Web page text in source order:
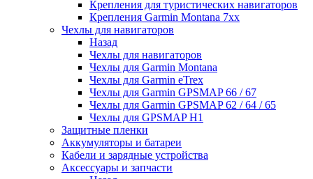
Крепления для туристических навигаторов
Крепления Garmin Montana 7xx
Чехлы для навигаторов
Назад
Чехлы для навигаторов
Чехлы для Garmin Montana
Чехлы для Garmin eTrex
Чехлы для Garmin GPSMAP 66 / 67
Чехлы для Garmin GPSMAP 62 / 64 / 65
Чехлы для GPSMAP H1
Защитные пленки
Аккумуляторы и батареи
Кабели и зарядные устройства
Аксессуары и запчасти